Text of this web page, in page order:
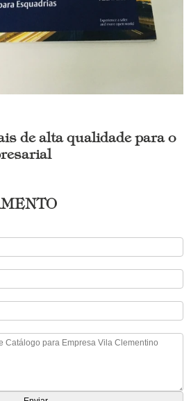
de alta qualidade para o